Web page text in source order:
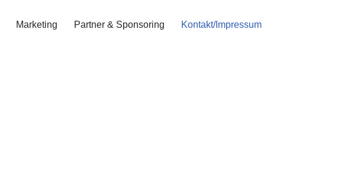
Marketing Partner & Sponsoring Kontakt/Impressum